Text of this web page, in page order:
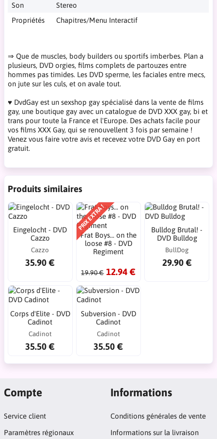
Son
Stereo
Propriétés
Chapitres/Menu Interactif
⇒ Que de muscles, body builders ou sportifs imberbes. Plan a
plusieurs, DVD orgies, films complets de partouzes entre
hommes pas timides. Les DVD sperme, les faciales entre mecs,
on jute sur les culs, et on avale tout.
♥ DvdGay est un sexshop gay spécialisé dans la vente de films
gay, une boutique gay avec un catalogue de DVD XXX gay, bi et
trans pour toute la France et l'Europe. Des achats facile pour
vos films XXX Gay, qui se renouvellent 3 fois par semaine !
Venez vous faire votre avis et recevez votre DVD Gay en port
gratuit.
Produits similaires
Eingelocht - DVD
Cazzo
Cazzo
35.90 €
PRIX EXTRA !
Frat Boys... on the
loose #8 - DVD
Regiment
19.90 € 12.94 €
Bulldog Brutal! -
DVD Bulldog
BullDog
29.90 €
Corps d'Elite - DVD
Cadinot
Cadinot
35.50 €
Subversion - DVD
Cadinot
Cadinot
35.50 €
Compte
Service client
Paramètres régionaux
Informations
Conditions générales de vente
Informations sur la livraison